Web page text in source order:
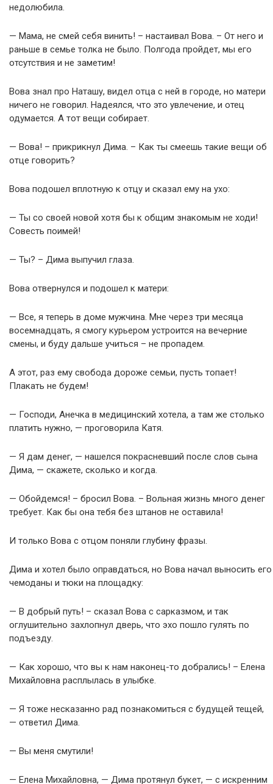
недолюбила.
— Мама, не смей себя винить! – настаивал Вова. – От него и
раньше в семье толка не было. Полгода пройдет, мы его
отсутствия и не заметим!
Вова знал про Наташу, видел отца с ней в городе, но матери
ничего не говорил. Надеялся, что это увлечение, и отец
одумается. А тот вещи собирает.
— Вова! – прикрикнул Дима. – Как ты смеешь такие вещи об
отце говорить?
Вова подошел вплотную к отцу и сказал ему на ухо:
— Ты со своей новой хотя бы к общим знакомым не ходи!
Совесть поимей!
— Ты? – Дима выпучил глаза.
Вова отвернулся и подошел к матери:
— Все, я теперь в доме мужчина. Мне через три месяца
восемнадцать, я смогу курьером устроится на вечерние
смены, и буду дальше учиться – не пропадем.
А этот, раз ему свобода дороже семьи, пусть топает!
Плакать не будем!
— Господи, Анечка в медицинский хотела, а там же столько
платить нужно, — проговорила Катя.
— Я дам денег, — нашелся покрасневший после слов сына
Дима, — скажете, сколько и когда.
— Обойдемся! – бросил Вова. – Вольная жизнь много денег
требует. Как бы она тебя без штанов не оставила!
И только Вова с отцом поняли глубину фразы.
Дима и хотел было оправдаться, но Вова начал выносить его
чемоданы и тюки на площадку:
— В добрый путь! – сказал Вова с сарказмом, и так
оглушительно захлопнул дверь, что эхо пошло гулять по
подъезду.
— Как хорошо, что вы к нам наконец-то добрались! – Елена
Михайловна расплылась в улыбке.
— Я тоже несказанно рад познакомиться с будущей тещей,
— ответил Дима.
— Вы меня смутили!
— Елена Михайловна, — Дима протянул букет, — с искренним